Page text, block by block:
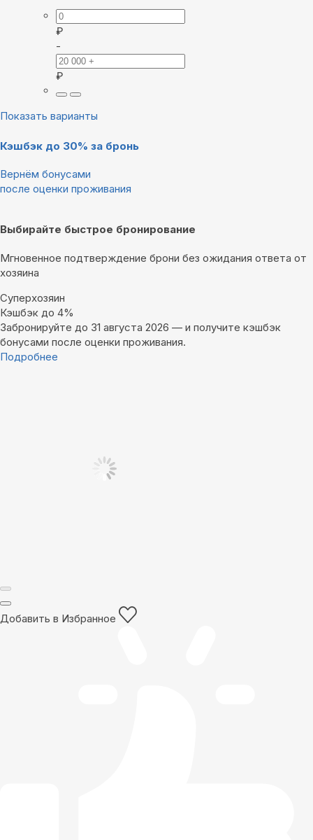
₽
-
₽
Показать варианты
Кэшбэк до 30% за бронь
Вернём бонусами
после оценки проживания
Выбирайте быстрое бронирование
Мгновенное подтверждение брони без ожидания ответа от
хозяина
Суперхозяин
Кэшбэк до 4%
Забронируйте до 31 августа 2026 — и получите кэшбэк
бонусами после оценки проживания.
Подробнее
Добавить в Избранное